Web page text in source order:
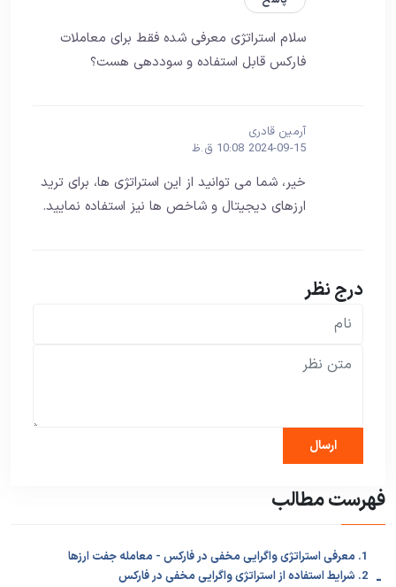
سلام استراتژی معرفی شده فقط برای معاملات
فارکس قابل استفاده و سوددهی هست؟
آرمین قادری
2024-09-15 10:08 ق.ظ
خیر، شما می توانید از این استراتژی ها، برای ترید
ارزهای دیجیتال و شاخص ها نیز استفاده نمایید.
درج نظر
فهرست مطالب
1. معرفی استراتژی واگرایی مخفی در فارکس - معامله جفت ارزها
2. شرایط استفاده از استراتژی واگرایی مخفی در فارکس -